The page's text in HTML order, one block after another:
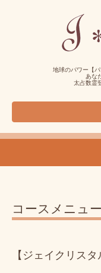
地球のパワー【
あな
太占数霊
コースメニュー
【ジェイクリス